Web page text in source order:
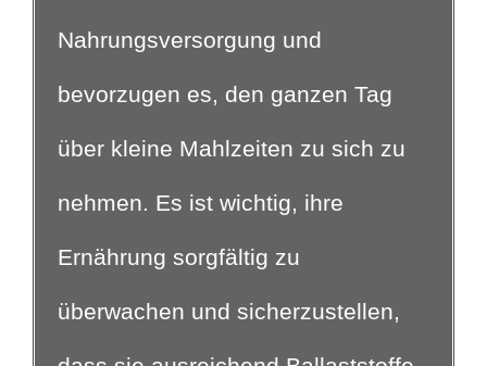
Nahrungsversorgung und
bevorzugen es, den ganzen Tag
über kleine Mahlzeiten zu sich zu
nehmen. Es ist wichtig, ihre
Ernährung sorgfältig zu
überwachen und sicherzustellen,